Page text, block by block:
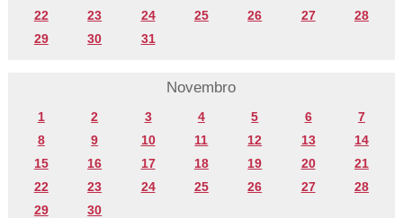
22
23 24 25 26 27
28
29
30 31
Novembro
1 2 3 4 5 6
7
8
9 10 11 12 13
14
15
16 17 18 19 20
21
22
23 24 25 26 27
28
29
30